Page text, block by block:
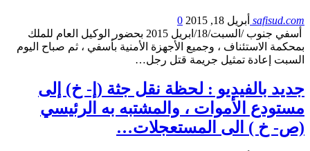
safisud.com أبريل 18, 2015
0
أسفي جنوب /السبت/18/ابريل 2015 بحضور الوكيل العام للملك
بمحكمة الاستئناف ، وجميع الأجهزة الأمنية بأسفي ، ثم صباح اليوم
السبت إعادة تمثيل جريمة قتل رجل…
جديد بالفيديو : لحظة نقل جثة (إ- خ) إلى
مستودع الأموات ، والمشتبه به الرئيسي
(ص- خ ) الى المستعجلات…